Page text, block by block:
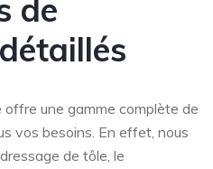
de
une gamme complète de
vos besoins. En effet, nous
de tôle, le